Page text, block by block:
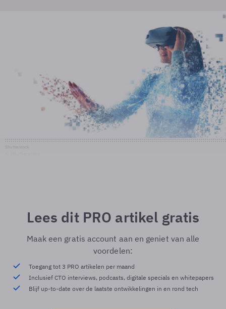
Lees dit PRO artikel gratis
Maak een gratis account aan en geniet van alle
voordelen:
Toegang tot 3 PRO artikelen per maand
Inclusief CTO interviews, podcasts, digitale specials en whitepapers
Blijf up-to-date over de laatste ontwikkelingen in en rond tech